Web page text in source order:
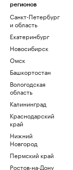
регионов
Санкт-Петербург
и область
Екатеринбург
Новосибирск
Омск
Башкортостан
Вологодская
область
Калининград
Краснодарский
край
Нижний
Новгород
Пермский край
Ростов-на-Дону